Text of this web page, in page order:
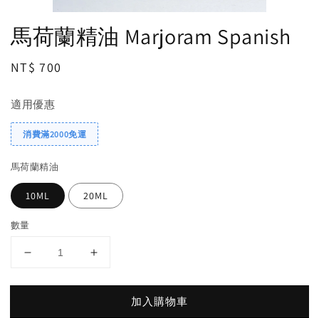
馬荷蘭精油 Marjoram Spanish
Regular
NT$ 700
適用優惠
消費滿2000免運
馬荷蘭精油
10ML 20ML
數量
加入購物車